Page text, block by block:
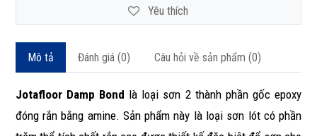
Yêu thích
Mô tả Đánh giá (0) Câu hỏi về sản phẩm (0)
Jotafloor Damp Bond là loại sơn 2 thành phần gốc epoxy
đóng rắn bằng amine. Sản phẩm này là loại sơn lót có phần